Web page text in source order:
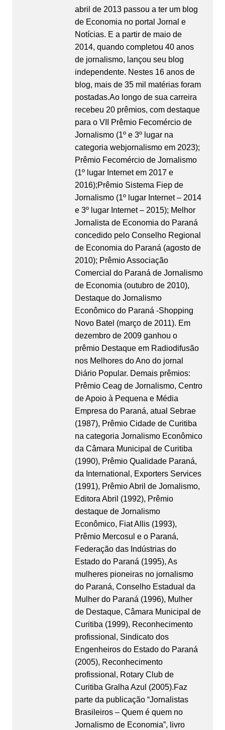
abril de 2013 passou a ter um blog
de Economia no portal Jornal e
Notícias. E a partir de maio de
2014, quando completou 40 anos
de jornalismo, lançou seu blog
independente. Nestes 16 anos de
blog, mais de 35 mil matérias foram
postadas.Ao longo de sua carreira
recebeu 20 prêmios, com destaque
para o VII Prêmio Fecomércio de
Jornalismo (1º e 3º lugar na
categoria webjornalismo em 2023);
Prêmio Fecomércio de Jornalismo
(1º lugar Internet em 2017 e
2016);Prêmio Sistema Fiep de
Jornalismo (1º lugar Internet – 2014
e 3º lugar Internet – 2015); Melhor
Jornalista de Economia do Paraná
concedido pelo Conselho Regional
de Economia do Paraná (agosto de
2010); Prêmio Associação
Comercial do Paraná de Jornalismo
de Economia (outubro de 2010),
Destaque do Jornalismo
Econômico do Paraná -Shopping
Novo Batel (março de 2011). Em
dezembro de 2009 ganhou o
prêmio Destaque em Radiodifusão
nos Melhores do Ano do jornal
Diário Popular. Demais prêmios:
Prêmio Ceag de Jornalismo, Centro
de Apoio à Pequena e Média
Empresa do Paraná, atual Sebrae
(1987), Prêmio Cidade de Curitiba
na categoria Jornalismo Econômico
da Câmara Municipal de Curitiba
(1990), Prêmio Qualidade Paraná,
da International, Exporters Services
(1991), Prêmio Abril de Jornalismo,
Editora Abril (1992), Prêmio
destaque de Jornalismo
Econômico, Fiat Allis (1993),
Prêmio Mercosul e o Paraná,
Federação das Indústrias do
Estado do Paraná (1995), As
mulheres pioneiras no jornalismo
do Paraná, Conselho Estadual da
Mulher do Paraná (1996), Mulher
de Destaque, Câmara Municipal de
Curitiba (1999), Reconhecimento
profissional, Sindicato dos
Engenheiros do Estado do Paraná
(2005), Reconhecimento
profissional, Rotary Club de
Curitiba Gralha Azul (2005).Faz
parte da publicação “Jornalistas
Brasileiros – Quem é quem no
Jornalismo de Economia”, livro